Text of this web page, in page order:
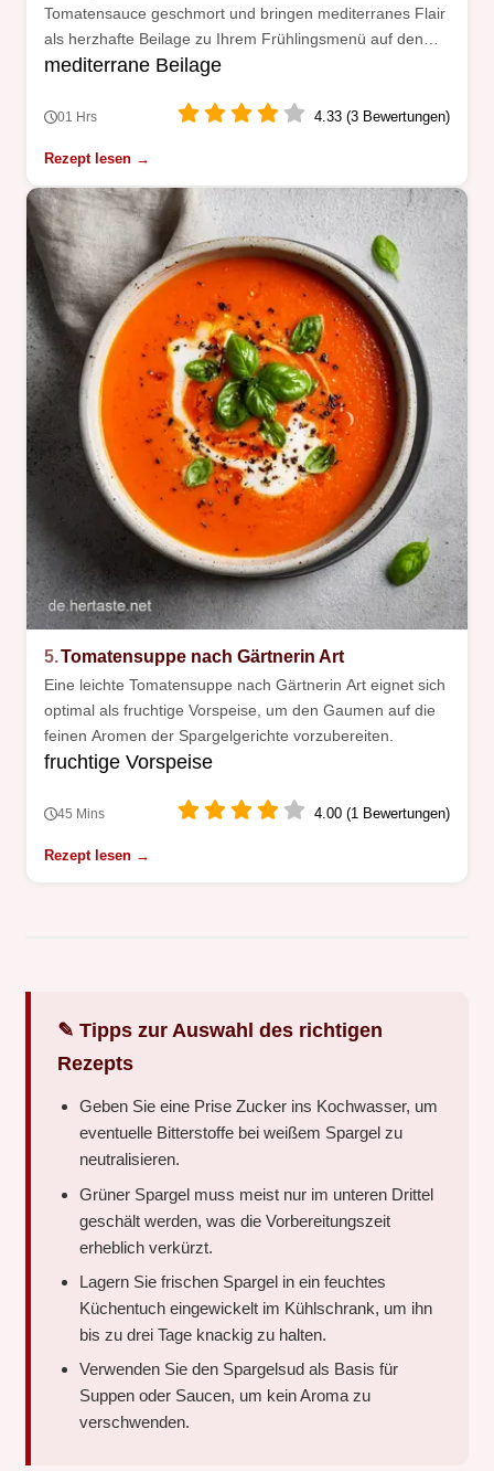
Tomatensauce geschmort und bringen mediterranes Flair
als herzhafte Beilage zu Ihrem Frühlingsmenü auf den
Tisch.
mediterrane Beilage
01 Hrs 4.33 (3 Bewertungen)
Rezept lesen →
5.Tomatensuppe nach Gärtnerin Art
Eine leichte Tomatensuppe nach Gärtnerin Art eignet sich
optimal als fruchtige Vorspeise, um den Gaumen auf die
feinen Aromen der Spargelgerichte vorzubereiten.
fruchtige Vorspeise
45 Mins 4.00 (1 Bewertungen)
Rezept lesen →
✎ Tipps zur Auswahl des richtigen
Rezepts
Geben Sie eine Prise Zucker ins Kochwasser, um
eventuelle Bitterstoffe bei weißem Spargel zu
neutralisieren.
Grüner Spargel muss meist nur im unteren Drittel
geschält werden, was die Vorbereitungszeit
erheblich verkürzt.
Lagern Sie frischen Spargel in ein feuchtes
Küchentuch eingewickelt im Kühlschrank, um ihn
bis zu drei Tage knackig zu halten.
Verwenden Sie den Spargelsud als Basis für
Suppen oder Saucen, um kein Aroma zu
verschwenden.